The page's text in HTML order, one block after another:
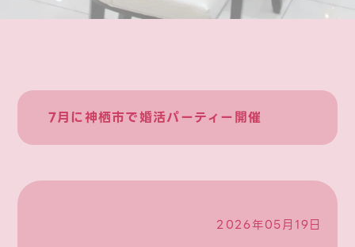
7月に神栖市で婚活パーティー開催
2026年05月19日